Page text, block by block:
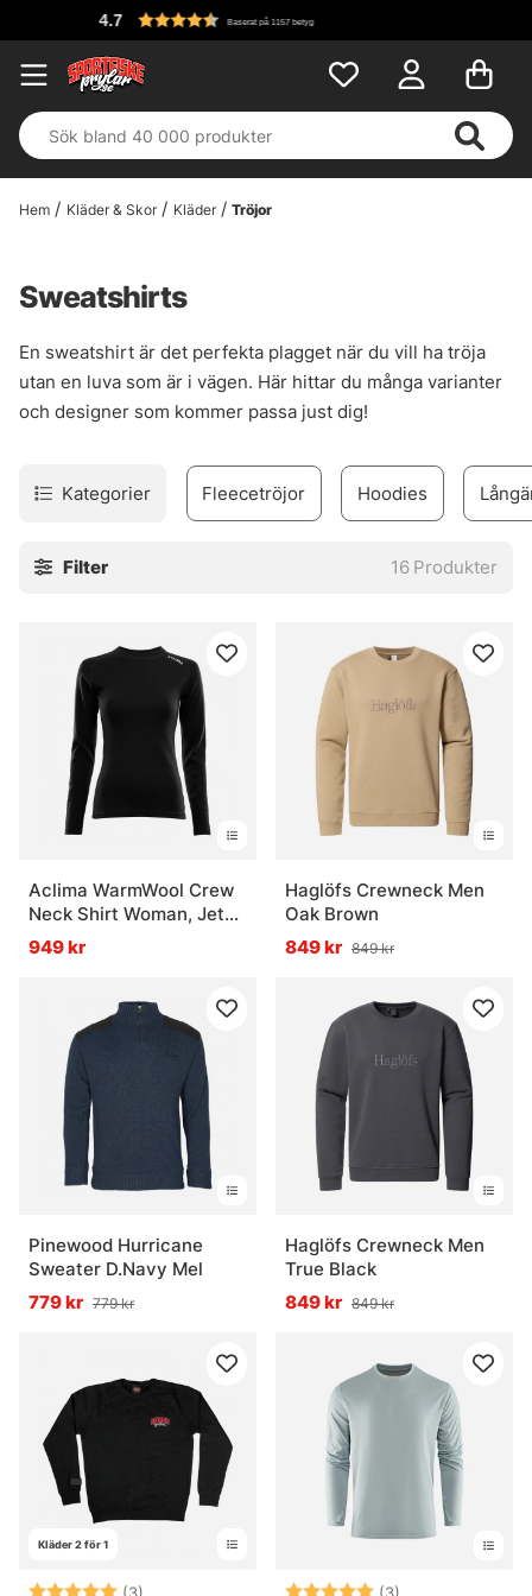
Baserat på 1157 betyg
Hem Kläder & Skor Kläder Tröjor
Sweatshirts
En sweatshirt är det perfekta plagget när du vill ha tröja
utan en luva som är i vägen. Här hittar du många varianter
och designer som kommer passa just dig!
Kategorier Fleecetröjor Hoodies
Filter 16 Produkter
Aclima WarmWool Crew
Neck Shirt Woman, Jet
Black
949 kr
Haglöfs Crewneck Men
Oak Brown
849 kr 849 kr
Pinewood Hurricane
Sweater D.Navy Mel
779 kr 779 kr
Haglöfs Crewneck Men
True Black
849 kr 849 kr
Kläder 2 för 1
Betyg: 5.0 utav 5 stjärnorBetyg: